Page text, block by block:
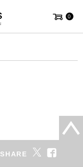
0
SHARE